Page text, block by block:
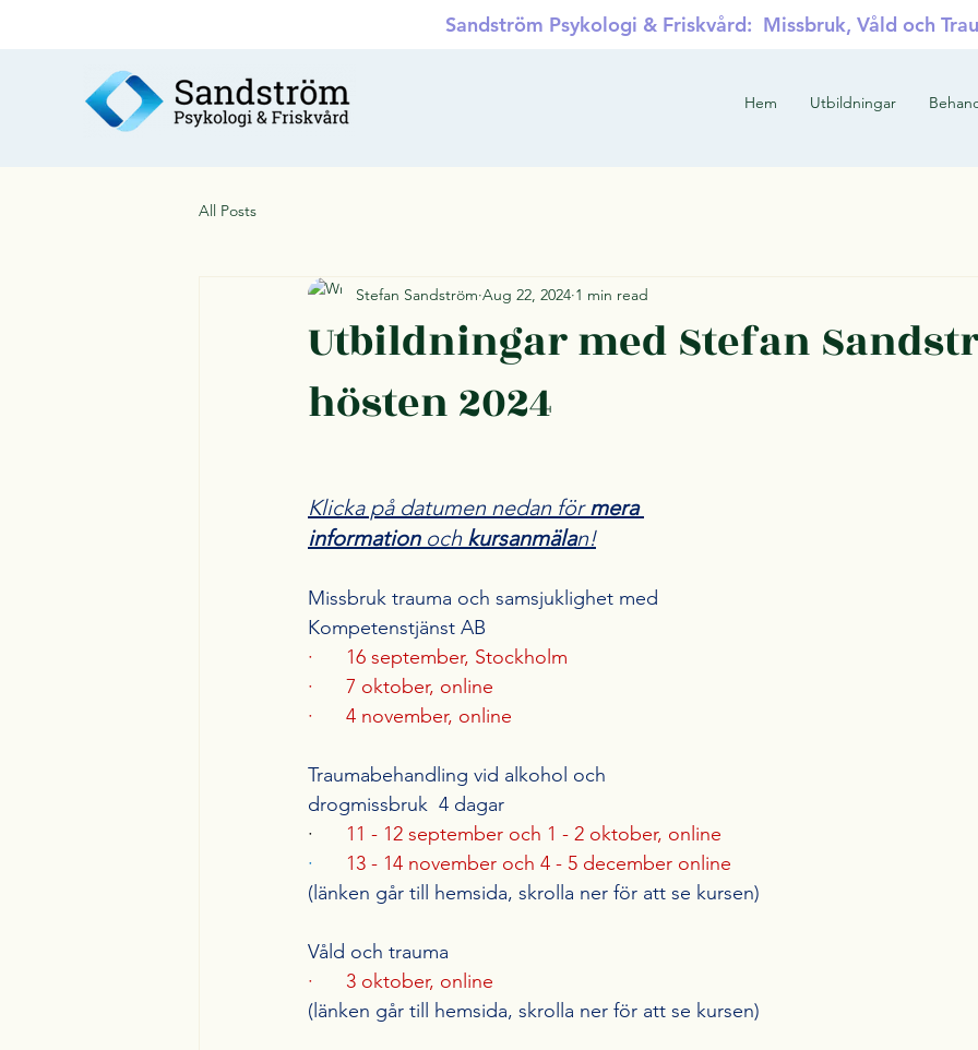
Sandström Psykologi & Friskvård: Missbruk, Våld och
Hem Utbildningar
All Posts
Utbildningar med Stefan
hösten 2024
Stefan Sandström Aug 22, 2024 1 min read
Klicka på datumen nedan för mera
information och kursanmälan!
Missbruk trauma och samsjuklighet med
Kompetenstjänst AB
· 16 september, Stockholm
· 7 oktober, online
· 4 november, online
Traumabehandling vid alkohol och
drogmissbruk ­ 4 dagar
· 11 - 12 september och 1 - 2 oktober, online
· 13 - 14 november och 4 - 5 december online
(länken går till hemsida, skrolla ner för att se kursen)
Våld och trauma
· 3 oktober, online
(länken går till hemsida, skrolla ner för att se kursen)